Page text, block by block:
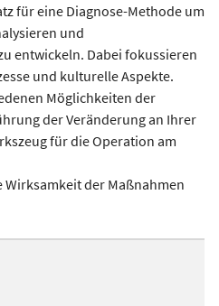
für eine Diagnose-Methode um
und
entwickeln. Dabei fokussieren
und kulturelle Aspekte.
Möglichkeiten der
der Veränderung an Ihrer
für die Operation am
Wirksamkeit der Maßnahmen